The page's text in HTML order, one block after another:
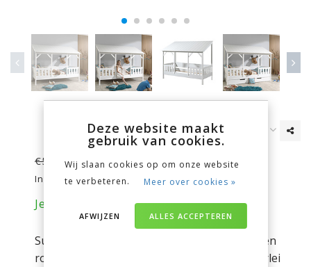
€591,00 €449,00
Incl. btw
Je bespaart nu 142 euro op je aankoop!
Superleuk uitgevoerd huisbed. Door de spijlen
rondom en de extra "dakdragers" heb je allerlei
Deze website maakt
gebruik van cookies.
Wij slaan cookies op om onze website
te verbeteren.
Meer over cookies »
ALLES ACCEPTEREN
AFWIJZEN